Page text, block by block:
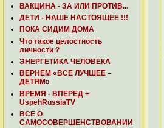
ВАКЦИНА - ЗА ИЛИ ПРОТИВ...
ДЕТИ - НАШЕ НАСТОЯЩЕЕ !!!
ПОКА СИДИМ ДОМА
Что такое целостность
личности ?
ЭНЕРГЕТИКА ЧЕЛОВЕКА
ВЕРНЕМ «ВСЕ ЛУЧШЕЕ –
ДЕТЯМ»
ВРЕМЯ - ВПЕРЕД +
UspehRussiaTV
ВСЁ О
САМОСОВЕРШЕНСТВОВАНИИ